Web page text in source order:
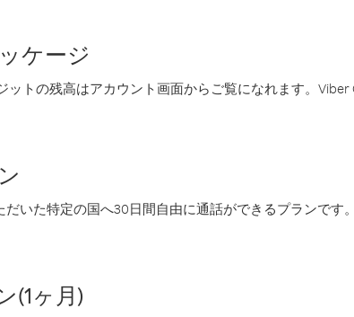
ケージ
ットの残高はアカウント画面からご覧になれます。
いた特定の国へ30日間自由に通話ができるプランで
(1ヶ月)